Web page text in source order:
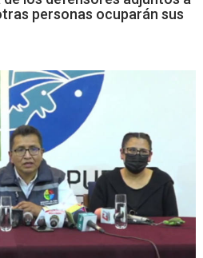
personas ocuparán sus